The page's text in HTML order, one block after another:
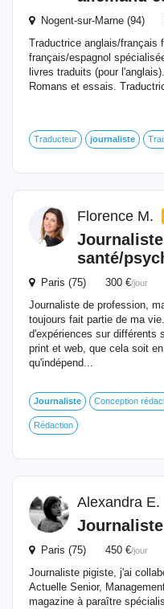
Nogent-sur-Marne (94)
Traductrice anglais/français
français/espagnol
livres traduits (pour
Romans et essais.
Traducteur journaliste
Florence M.
Journaliste
santé/
Paris (75) 300 €/jour
Journaliste de profession,
toujours fait partie de ma
d'expériences sur différents
print et web, que cela soit
qu'indépend...
Journaliste Conception
Rédaction
Alexandra E.
Journaliste
Paris (75) 450 €/jour
Journaliste pigiste, j'ai
Actuelle Senior,
magazine à paraître